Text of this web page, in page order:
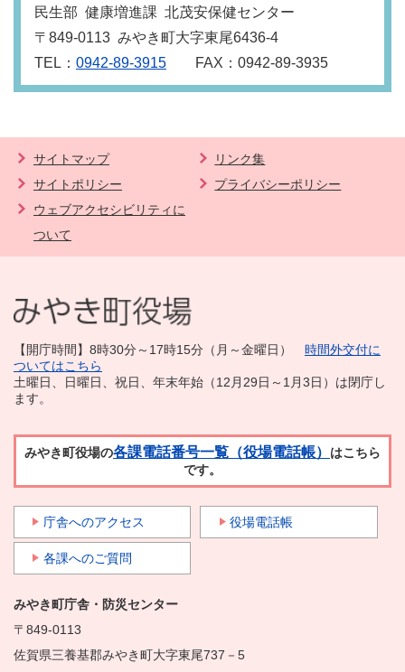
民生部 健康増進課 北茂安保健センター
〒849‐0113 みやき町大字東尾6436‐4
TEL： 0942-89-3915 FAX：0942-89-3935
サイトマップ
リンク集
サイトポリシー
プライバシーポリシー
ウェブアクセシビリティに
ついて
【開庁時間】8時30分～17時15分（月～金曜日） 時間外交付に
ついてはこちら
土曜日、日曜日、祝日、年末年始（12月29日～1月3日）は閉庁し
ます。
みやき町役場の各課電話番号一覧（役場電話帳） はこちら
です。
庁舎へのアクセス 役場電話帳
各課へのご質問
みやき町庁舎・防災センター
〒849-0113
佐賀県三養基郡みやき町大字東尾737－5